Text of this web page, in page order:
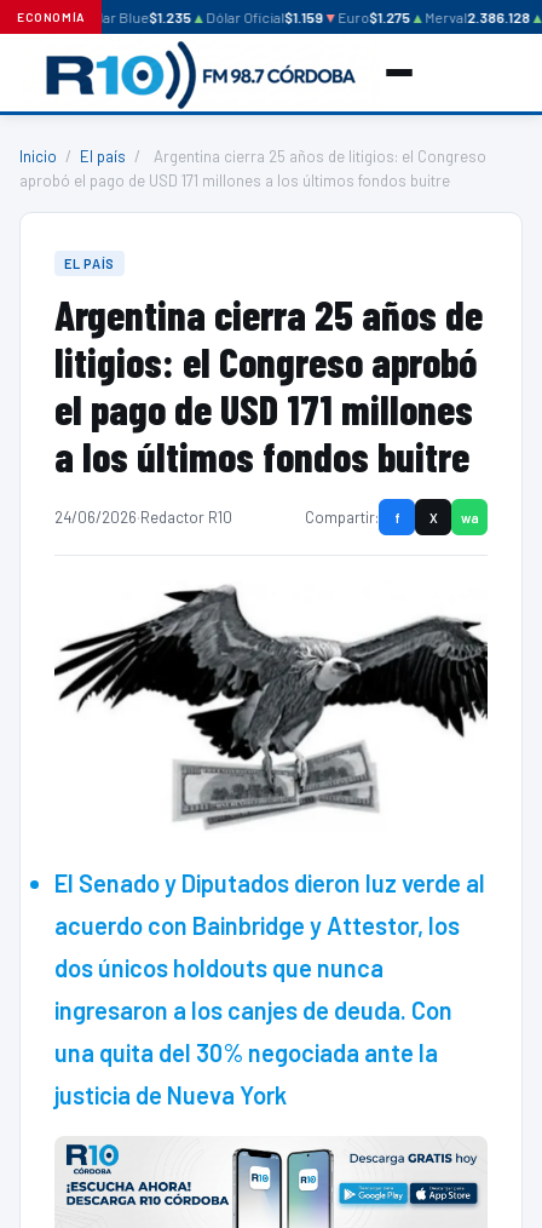
ECONOMÍADólar Blue$1.235▲Dólar Oficial$1.159▼Euro$1.275▲Merval2.386.128▲
Inicio / El país /
Argentina cierra 25 años de litigios: el Congreso
aprobó el pago de USD 171 millones a los últimos fondos buitre
EL PAÍS
Argentina cierra 25 años de
litigios: el Congreso aprobó
el pago de USD 171 millones
a los últimos fondos buitre
24/06/2026·Redactor R10 Compartir: f X wa
El Senado y Diputados dieron luz verde al
acuerdo con Bainbridge y Attestor, los
dos únicos holdouts que nunca
ingresaron a los canjes de deuda. Con
una quita del 30% negociada ante la
justicia de Nueva York